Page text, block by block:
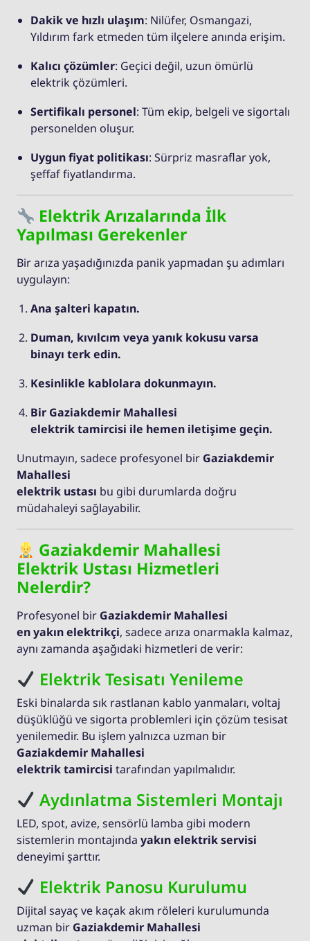
Dakik ve hızlı ulaşım: Nilüfer, Osmangazi,
Yıldırım fark etmeden tüm ilçelere anında erişim.
Kalıcı çözümler: Geçici değil, uzun ömürlü
elektrik çözümleri.
Sertifikalı personel: Tüm ekip, belgeli ve sigortalı
personelden oluşur.
Uygun fiyat politikası: Sürpriz masraflar yok,
şeffaf fiyatlandırma.
Elektrik Arızalarında İlk
Yapılması Gerekenler
Bir arıza yaşadığınızda panik yapmadan şu adımları
uygulayın:
Ana şalteri kapatın.
Duman, kıvılcım veya yanık kokusu varsa
binayı terk edin.
Kesinlikle kablolara dokunmayın.
Bir Gaziakdemir Mahallesi
elektrik tamircisi ile hemen iletişime geçin.
Unutmayın, sadece profesyonel bir Gaziakdemir
Mahallesi
elektrik ustası bu gibi durumlarda doğru
müdahaleyi sağlayabilir.
Gaziakdemir Mahallesi
Elektrik Ustası Hizmetleri
Nelerdir?
Profesyonel bir Gaziakdemir Mahallesi
en yakın elektrikçi, sadece arıza onarmakla kalmaz,
aynı zamanda aşağıdaki hizmetleri de verir:
Elektrik Tesisatı Yenileme
Eski binalarda sık rastlanan kablo yanmaları, voltaj
düşüklüğü ve sigorta problemleri için çözüm tesisat
yenilemedir. Bu işlem yalnızca uzman bir
Gaziakdemir Mahallesi
elektrik tamircisi tarafından yapılmalıdır.
Aydınlatma Sistemleri Montajı
LED, spot, avize, sensörlü lamba gibi modern
sistemlerin montajında yakın elektrik servisi
deneyimi şarttır.
Elektrik Panosu Kurulumu
Dijital sayaç ve kaçak akım röleleri kurulumunda
uzman bir Gaziakdemir Mahallesi